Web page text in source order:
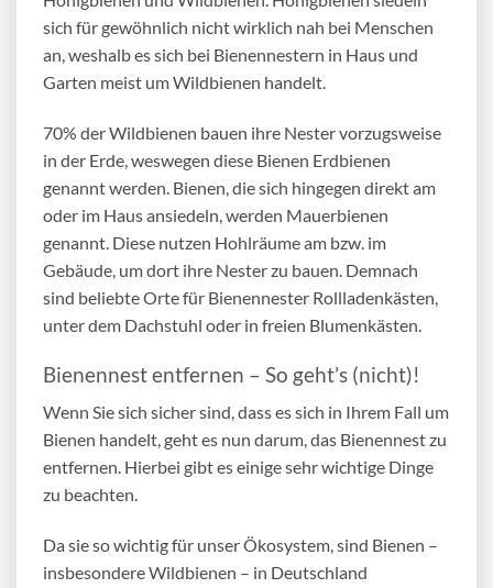
sich für gewöhnlich nicht wirklich nah bei Menschen
an, weshalb es sich bei Bienennestern in Haus und
Garten meist um Wildbienen handelt.
70% der Wildbienen bauen ihre Nester vorzugsweise
in der Erde, weswegen diese Bienen Erdbienen
genannt werden. Bienen, die sich hingegen direkt am
oder im Haus ansiedeln, werden Mauerbienen
genannt. Diese nutzen Hohlräume am bzw. im
Gebäude, um dort ihre Nester zu bauen. Demnach
sind beliebte Orte für Bienennester Rollladenkästen,
unter dem Dachstuhl oder in freien Blumenkästen.
Bienennest entfernen – So geht’s (nicht)!
Wenn Sie sich sicher sind, dass es sich in Ihrem Fall um
Bienen handelt, geht es nun darum, das Bienennest zu
entfernen. Hierbei gibt es einige sehr wichtige Dinge
zu beachten.
Da sie so wichtig für unser Ökosystem, sind Bienen –
insbesondere Wildbienen – in Deutschland